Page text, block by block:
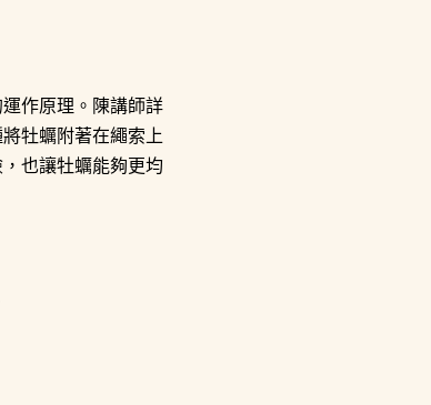
作原理。陳講師詳
牡蠣附著在繩索上
也讓牡蠣能夠更均